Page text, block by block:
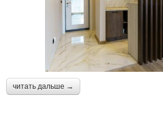
читать дальше →